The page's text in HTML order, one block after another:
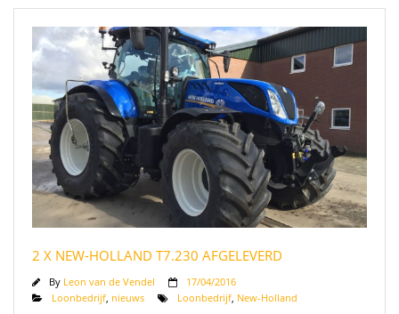
2 X NEW-HOLLAND T7.230 AFGELEVERD
By Leon van de Vendel
17/04/2016
Loonbedrijf nieuws Loonbedrijf New-Holland